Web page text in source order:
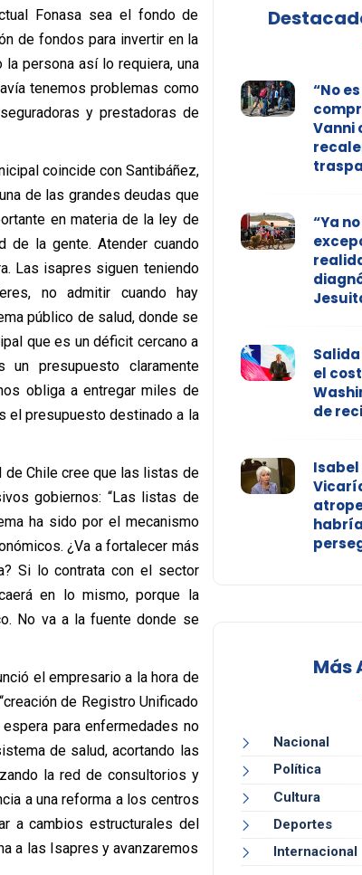
Fonasa sea el fondo de
de fondos para invertir en la
persona así lo requiera, una
tenemos problemas como
y prestadoras de
coincide con Santibáñez,
de las grandes deudas que
en materia de la ley de
de la gente. Atender cuando
Las isapres siguen teniendo
no admitir cuando hay
público de salud, donde se
que es un déficit cercano a
presupuesto claramente
obliga a entregar miles de
el presupuesto destinado a la
de Chile cree que las listas de
gobiernos: “Las listas de
ha sido por el mecanismo
¿Va a fortalecer más
Si lo contrata con el sector
en lo mismo, porque la
No va a la fuente donde se
el empresario a la hora de
de Registro Unificado
para enfermedades no
de salud, acortando las
la red de consultorios y
a una reforma a los centros
a cambios estructurales del
a las Isapres y avanzaremos
“No
Vanni
“Ya
el
de
Isabel
Más
Nacional
Política
Cultura
Deportes
Internacional